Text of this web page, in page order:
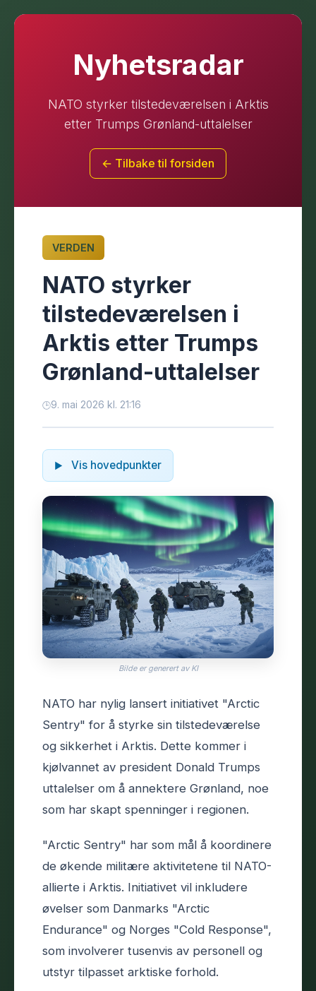
Nyhetsradar
NATO styrker tilstedeværelsen i Arktis
etter Trumps Grønland-uttalelser
← Tilbake til forsiden
VERDEN
NATO styrker
tilstedeværelsen i
Arktis etter Trumps
Grønland-uttalelser
9. mai 2026 kl. 21:16
Vis hovedpunkter
Bilde er generert av KI
NATO har nylig lansert initiativet "Arctic
Sentry" for å styrke sin tilstedeværelse
og sikkerhet i Arktis. Dette kommer i
kjølvannet av president Donald Trumps
uttalelser om å annektere Grønland, noe
som har skapt spenninger i regionen.
"Arctic Sentry" har som mål å koordinere
de økende militære aktivitetene til NATO-
allierte i Arktis. Initiativet vil inkludere
øvelser som Danmarks "Arctic
Endurance" og Norges "Cold Response",
som involverer tusenvis av personell og
utstyr tilpasset arktiske forhold.